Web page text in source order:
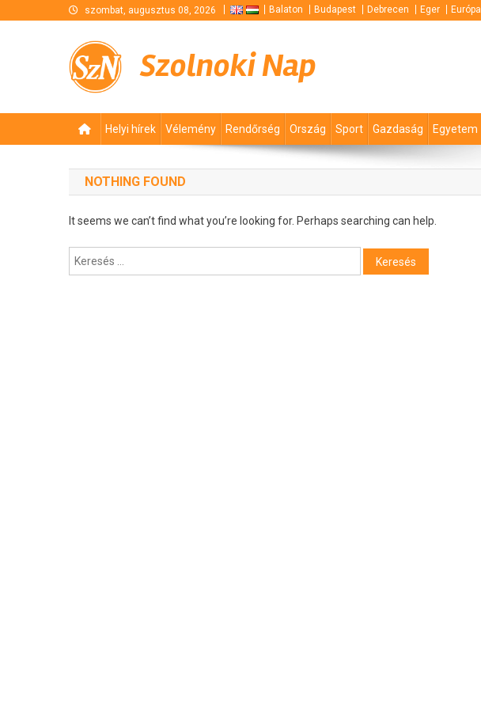
szombat, augusztus 08, 2026 Balaton Budapest Debrecen Eger Európa
Szolnoki Nap
Helyi hírek Vélemény Rendőrség Ország Sport Gazdaság Egyetem
NOTHING FOUND
It seems we can’t find what you’re looking for. Perhaps searching can help.
Keresés: